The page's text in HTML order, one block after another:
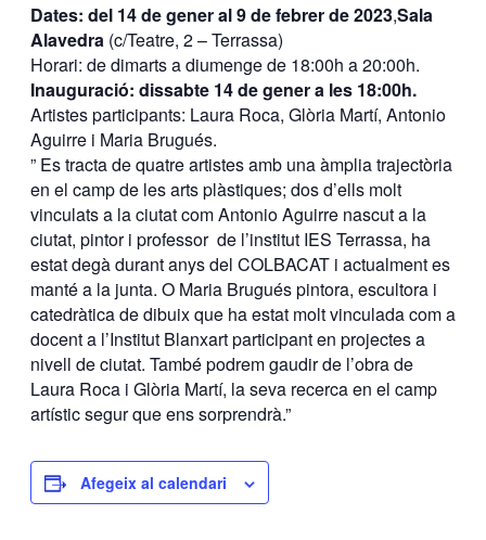
Dates: del 14 de gener al 9 de febrer de 2023,Sala
Alavedra (c/Teatre, 2 – Terrassa)
Horari: de dimarts a diumenge de 18:00h a 20:00h.
Inauguració: dissabte 14 de gener a les 18:00h.
Artistes participants: Laura Roca, Glòria Martí, Antonio
Aguirre i Maria Brugués.
” Es tracta de quatre artistes amb una àmplia trajectòria
en el camp de les arts plàstiques; dos d’ells molt
vinculats a la ciutat com Antonio Aguirre nascut a la
ciutat, pintor i professor de l’institut IES Terrassa, ha
estat degà durant anys del COLBACAT i actualment es
manté a la junta. O Maria Brugués pintora, escultora i
catedràtica de dibuix que ha estat molt vinculada com a
docent a l’Institut Blanxart participant en projectes a
nivell de ciutat. També podrem gaudir de l’obra de
Laura Roca i Glòria Martí, la seva recerca en el camp
artístic segur que ens sorprendrà.”
Afegeix al calendari